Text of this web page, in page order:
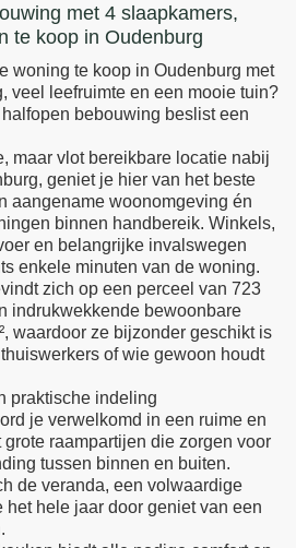
met 4 slaapkamers,
te koop in Oudenburg
woning te koop in Oudenburg met
veel leefruimte en een mooie tuin?
bebouwing beslist een
maar vlot bereikbare locatie nabij
geniet je hier van het beste
aangename woonomgeving én
binnen handbereik. Winkels,
en belangrijke invalswegen
enkele minuten van de woning.
zich op een perceel van 723
indrukwekkende bewoonbare
waardoor ze bijzonder geschikt is
of wie gewoon houdt
praktische indeling
je verwelkomd in een ruime en
grote raampartijen die zorgen voor
tussen binnen en buiten.
de veranda, een volwaardige
het hele jaar door geniet van een